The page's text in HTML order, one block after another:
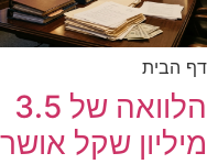
דף הבית
הלוואה של 3.5
מיליון שקל